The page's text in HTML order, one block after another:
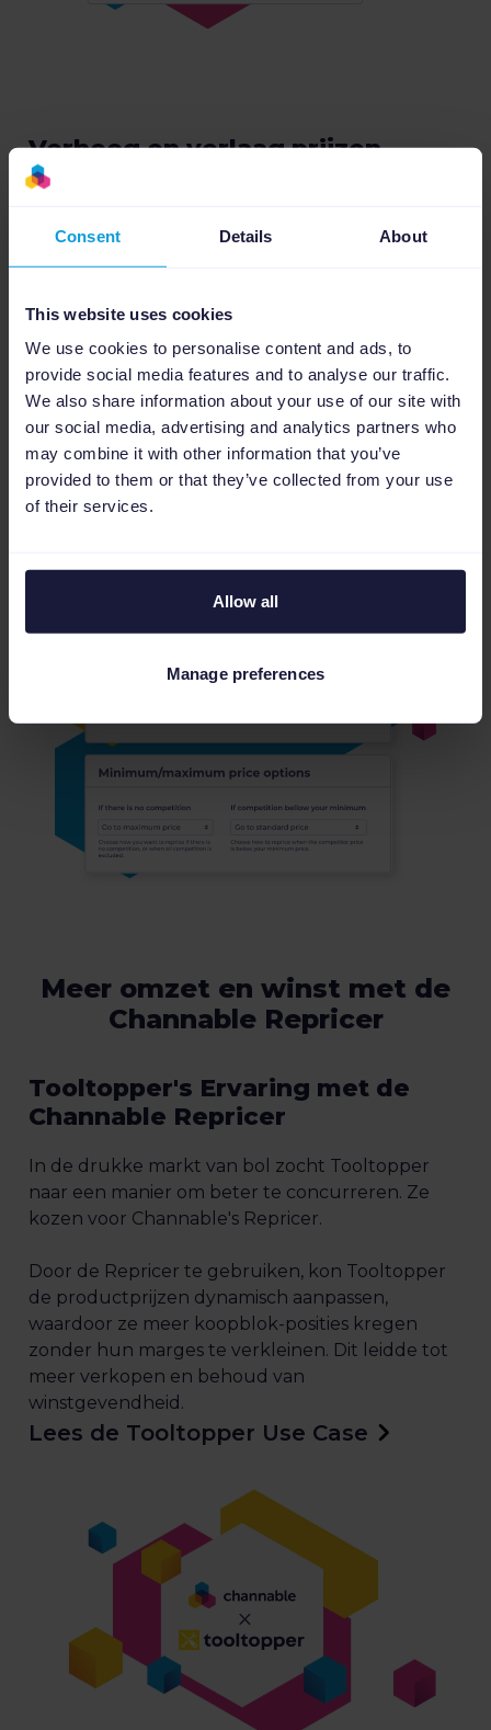
Consent Details About
This website uses cookies
We use cookies to personalise content and ads, to
provide social media features and to analyse our traffic.
We also share information about your use of our site with
our social media, advertising and analytics partners who
may combine it with other information that you’ve
provided to them or that they’ve collected from your use
of their services.
Allow all
Manage preferences
Verhoog en verlaag prijzen
automatisch
Met Channable's Repricer kun je eenvoudig je
de goedkoopste aanbieder? Of wil je net iets
goedkoper zijn? Je kunt zelfs duurder zijn dan
een bepaalde concurrent.
Zo houd je altijd controle over je prijzen en zorg
je voor je winst.
Meer omzet en winst met de
Channable Repricer
Tooltopper's Ervaring met de
Channable Repricer
In de drukke markt van bol zocht Tooltopper
naar een manier om beter te concurreren. Ze
kozen voor Channable's Repricer.
Door de Repricer te gebruiken, kon Tooltopper
de productprijzen dynamisch aanpassen,
waardoor ze meer koopblok-posities kregen
zonder hun marges te verkleinen. Dit leidde tot
meer verkopen en behoud van
winstgevendheid.
Lees de Tooltopper Use Case